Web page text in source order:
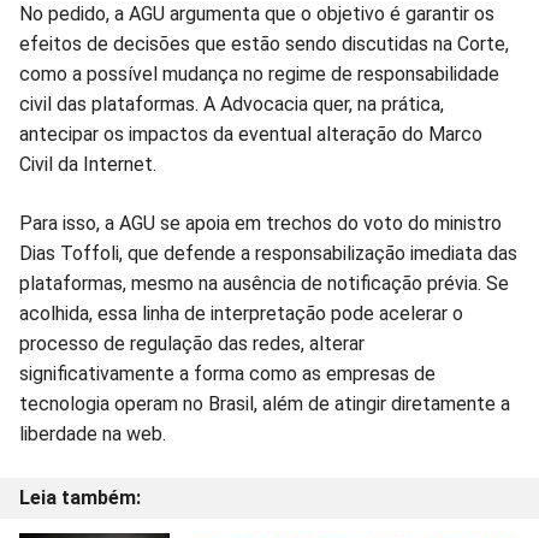
No pedido, a AGU argumenta que o objetivo é garantir os
efeitos de decisões que estão sendo discutidas na Corte,
como a possível mudança no regime de responsabilidade
civil das plataformas. A Advocacia quer, na prática,
antecipar os impactos da eventual alteração do Marco
Civil da Internet.
Para isso, a AGU se apoia em trechos do voto do ministro
Dias Toffoli, que defende a responsabilização imediata das
plataformas, mesmo na ausência de notificação prévia. Se
acolhida, essa linha de interpretação pode acelerar o
processo de regulação das redes, alterar
significativamente a forma como as empresas de
tecnologia operam no Brasil, além de atingir diretamente a
liberdade na web.